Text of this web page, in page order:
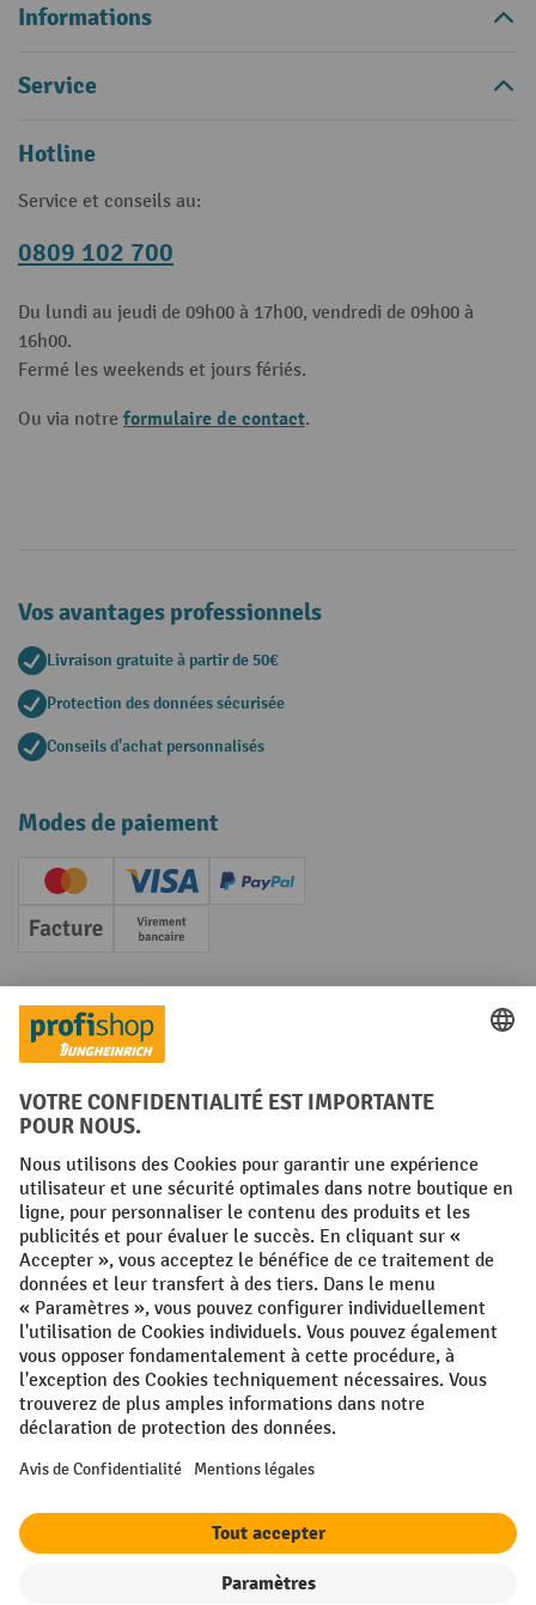
Informations
Service
Hotline
Service et conseils au:
0809 102 700
Du lundi au jeudi de 09h00 à 17h00, vendredi de 09h00 à
16h00.
Fermé les weekends et jours fériés.
Ou via notre formulaire de contact.
Vos avantages professionnels
Livraison gratuite à partir de 50€
Protection des données sécurisée
Conseils d'achat personnalisés
Modes de paiement
Creditcard (Master)Creditcard (Visa)
PayPal
Facture Paiement anticipé
Réseaux sociaux
Facebook
YouTube
LinkedInInstagram
Conditions générales Mentions légales
Protection des Données Politique de cookies
All prices excl. VAT plusshipping costsand possible delivery charges,
if not stated otherwise.
¹ La remise est valable jusqu'à épuisement des stocks. La remise ne
s'applique pas aux prix spéciaux. Il n'est pas possible de le combiner
avec d'autres réductions en pourcentage ou bons de réduction. | ² Une
réduction unique est offerte lors de la première inscription à la
toute commande d'un montant net minimum de 250 €. Le pourcentage
jusqu'à 10 %. Les transpalettes électriques, les gerbeurs électriques,
les chariots élévateurs électriques et l'outillage sont exclus de cette